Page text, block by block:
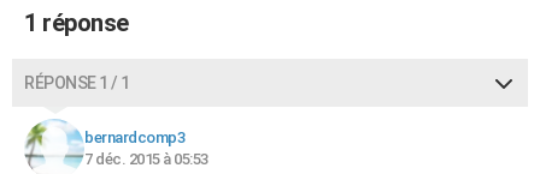
BONS PLANS
Dictionnaire
Biographies
Citations
Expressions
Proverbes
PROGRAMME TV
1 réponse
RÉPONSE 1 / 1
bernardcomp3
7 déc. 2015 à 05:53